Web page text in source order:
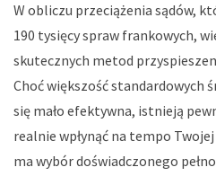
W obliczu przeciążenia sądów,
190 tysięcy spraw frankowych,
skutecznych metod
Choć większość standardowych
się mało efektywna, istnieją
realnie wpłynąć na tempo
ma wybór doświadczonego